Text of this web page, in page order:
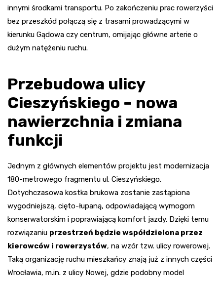
innymi środkami transportu. Po zakończeniu prac rowerzyści
bez przeszkód połączą się z trasami prowadzącymi w
kierunku Gądowa czy centrum, omijając główne arterie o
dużym natężeniu ruchu.
Przebudowa ulicy
Cieszyńskiego – nowa
nawierzchnia i zmiana
funkcji
Jednym z głównych elementów projektu jest modernizacja
180-metrowego fragmentu ul. Cieszyńskiego.
Dotychczasowa kostka brukowa zostanie zastąpiona
wygodniejszą, cięto-łupaną, odpowiadającą wymogom
konserwatorskim i poprawiającą komfort jazdy. Dzięki temu
rozwiązaniu przestrzeń będzie współdzielona przez
kierowców i rowerzystów, na wzór tzw. ulicy rowerowej.
Taką organizację ruchu mieszkańcy znają już z innych części
Wrocławia, m.in. z ulicy Nowej, gdzie podobny model